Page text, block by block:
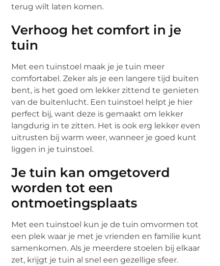
terug wilt laten komen.
Verhoog het comfort in je
tuin
Met een tuinstoel maak je je tuin meer
comfortabel. Zeker als je een langere tijd buiten
bent, is het goed om lekker zittend te genieten
van de buitenlucht. Een tuinstoel helpt je hier
perfect bij, want deze is gemaakt om lekker
langdurig in te zitten. Het is ook erg lekker even
uitrusten bij warm weer, wanneer je goed kunt
liggen in je tuinstoel.
Je tuin kan omgetoverd
worden tot een
ontmoetingsplaats
Met een tuinstoel kun je de tuin omvormen tot
een plek waar je met je vrienden en familie kunt
samenkomen. Als je meerdere stoelen bij elkaar
zet, krijgt je tuin al snel een gezellige sfeer.